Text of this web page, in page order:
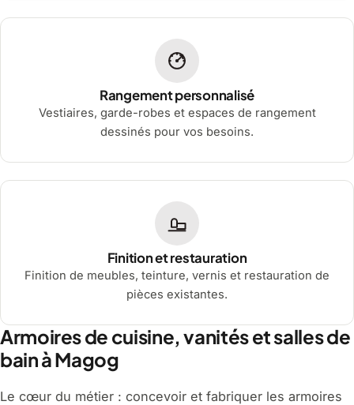
Rangement personnalisé
Vestiaires, garde-robes et espaces de rangement
dessinés pour vos besoins.
Finition et restauration
Finition de meubles, teinture, vernis et restauration de
pièces existantes.
Armoires de cuisine, vanités et salles de
bain à Magog
Le cœur du métier : concevoir et fabriquer les armoires